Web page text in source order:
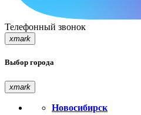
Телефонный звонок
xmark
Выбор города
xmark
Новосибирск